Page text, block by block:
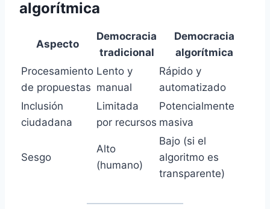
algorítmica
Aspecto
Democracia
tradicional
Democracia
algorítmica
Procesamiento
de propuestas
Lento y
manual
Rápido y
automatizado
Inclusión
ciudadana
Limitada
por recursos
Potencialmente
masiva
Sesgo
Alto
(humano)
Bajo (si el
algoritmo es
transparente)